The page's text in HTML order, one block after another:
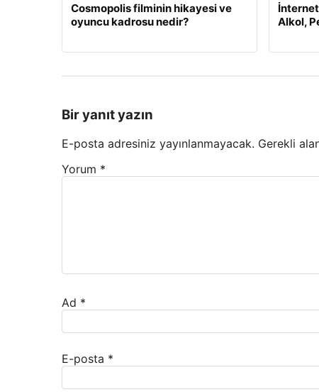
Cosmopolis filminin hikayesi ve
oyuncu kadrosu nedir?
Alkol,
Bir yanıt yazın
E-posta adresiniz yayınlanmayacak. Gerekli
Yorum *
Ad *
E-posta *